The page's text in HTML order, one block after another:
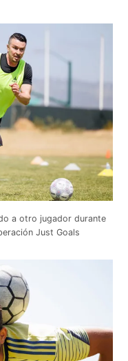
a otro jugador durante
Just Goals